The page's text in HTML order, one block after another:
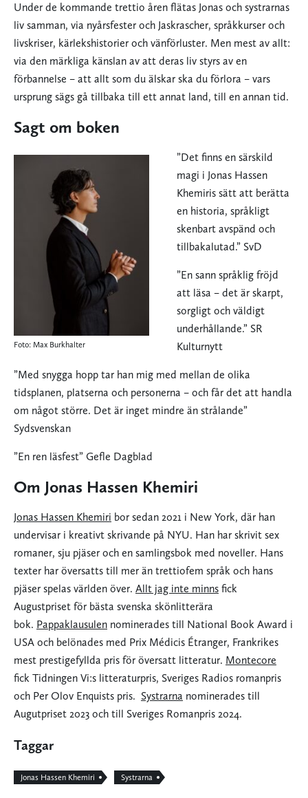
Under de kommande trettio åren flätas Jonas och systrarnas
liv samman, via nyårsfester och Jaskrascher, språkkurser och
livskriser, kärlekshistorier och vänförluster. Men mest av allt:
via den märkliga känslan av att deras liv styrs av en
förbannelse – att allt som du älskar ska du förlora – vars
ursprung sägs gå tillbaka till ett annat land, till en annan tid.
Sagt om boken
Foto: Max Burkhalter
”Det finns en särskild
magi i Jonas Hassen
Khemiris sätt att berätta
en historia, språkligt
skenbart avspänd och
tillbakalutad.” SvD
”En sann språklig fröjd
att läsa – det är skarpt,
sorgligt och väldigt
underhållande.” SR
Kulturnytt
”Med snygga hopp tar han mig med mellan de olika
tidsplanen, platserna och personerna – och får det att handla
om något större. Det är inget mindre än strålande”
Sydsvenskan
”En ren läsfest” Gefle Dagblad
Om Jonas Hassen Khemiri
Jonas Hassen Khemiri bor sedan 2021 i New York, där han
undervisar i kreativt skrivande på NYU. Han har skrivit sex
romaner, sju pjäser och en samlingsbok med noveller. Hans
texter har översatts till mer än trettiofem språk och hans
pjäser spelas världen över. Allt jag inte minns fick
Augustpriset för bästa svenska skönlitterära
bok. Pappaklausulen nominerades till National Book Award i
USA och belönades med Prix Médicis Étranger, Frankrikes
mest prestigefyllda pris för översatt litteratur. Montecore
fick Tidningen Vi:s litteraturpris, Sveriges Radios romanpris
och Per Olov Enquists pris. Systrarna nominerades till
Augutpriset 2023 och till Sveriges Romanpris 2024.
Taggar
Jonas Hassen Khemiri Systrarna